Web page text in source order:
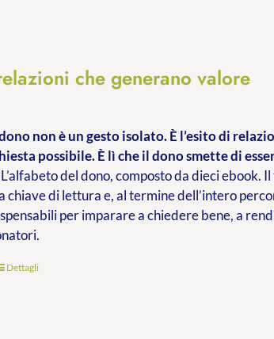
che generano valore
non è un gesto isolato. È l’esito di
possibile. È lì che il dono smette di
del dono, composto da dieci
di lettura e, al termine dell’intero
per imparare a chiedere bene, a
Dettagli